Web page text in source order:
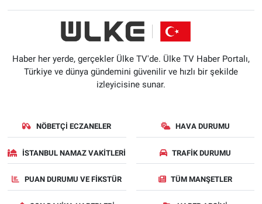
Haber her yerde, gerçekler Ülke TV'de. Ülke TV Haber Portalı,
Türkiye ve dünya gündemini güvenilir ve hızlı bir şekilde
izleyicisine sunar.
NÖBETÇI ECZANELER HAVA DURUMU
İSTANBUL NAMAZ VAKITLERI TRAFIK DURUMU
PUAN DURUMU VE FIKSTÜR TÜM MANŞETLER